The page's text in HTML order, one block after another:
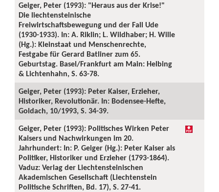
Geiger, Peter (1993): "Heraus aus der Krise!"
Die liechtensteinische
Freiwirtschaftsbewegung und der Fall Ude
(1930-1933). In: A. Riklin; L. Wildhaber; H. Wille
(Hg.): Kleinstaat und Menschenrechte,
Festgabe für Gerard Batliner zum 65.
Geburtstag. Basel/Frankfurt am Main: Helbing
& Lichtenhahn, S. 63-78.
Geiger, Peter (1993): Peter Kaiser, Erzieher,
Historiker, Revolutionär. In: Bodensee-Hefte,
Goldach, 10/1993, S. 34-39.
Geiger, Peter (1993): Politisches Wirken Peter
Kaisers und Nachwirkungen im 20.
Jahrhundert: In: P. Geiger (Hg.): Peter Kaiser als
Politiker, Historiker und Erzieher (1793-1864).
Vaduz: Verlag der Liechtensteinischen
Akademischen Gesellschaft (Liechtenstein
Politische Schriften, Bd. 17), S. 27-41.